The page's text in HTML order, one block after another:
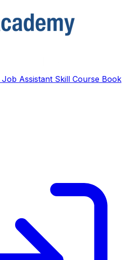
Job Assistant Skill Course Book